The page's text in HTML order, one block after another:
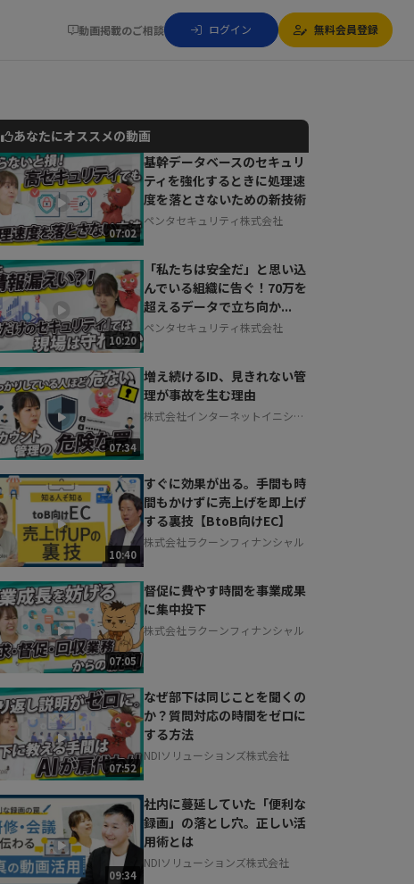
動画掲載のご相談 ログイン 無料会員登録
動画でご紹介しているサービスについて
お気軽にご相談・ご質問いただけます！
30秒でお申し込み可能
相談を希望する 無料
あなたにオススメの動画
07:02
基幹データベースのセキュリ
ティを強化するときに処理速
度を落とさないための新技術
ペンタセキュリティ株式会社
10:20
「私たちは安全だ」と思い込
んでいる組織に告ぐ！70万を
超えるデータで立ち向か...
ペンタセキュリティ株式会社
07:34
増え続けるID、見きれない管
理が事故を生む理由
株式会社インターネットイニシア
10:40
すぐに効果が出る。手間も時
間もかけずに売上げを即上げ
する裏技【BtoB向けEC】
株式会社ラクーンフィナンシャル
07:05
督促に費やす時間を事業成果
に集中投下
株式会社ラクーンフィナンシャル
07:52
なぜ部下は同じことを聞くの
か？質問対応の時間をゼロに
する方法
NDIソリューションズ株式会社
09:34
社内に蔓延していた「便利な
録画」の落とし穴。正しい活
用術とは
NDIソリューションズ株式会社